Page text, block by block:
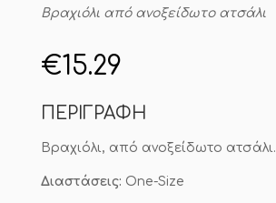
Βραχιόλι από ανοξείδωτο ατσάλι
€15.29
ΠΕΡΙΓΡΑΦΗ
Βραχιόλι, από ανοξείδωτο ατσάλι.
Διαστάσεις: One-Size